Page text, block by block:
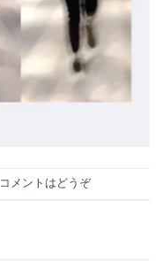
コメントはどうぞ